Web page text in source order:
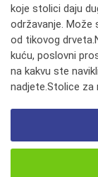
koje stolici daju
održavanje. Može
od tikovog
kuću, poslovni
na kakvu ste
nadjete.Stolice za